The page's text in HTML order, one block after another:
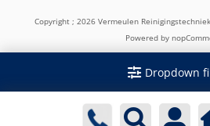
Dropdown
Copyright ; 2026 Vermeulen
Powered by